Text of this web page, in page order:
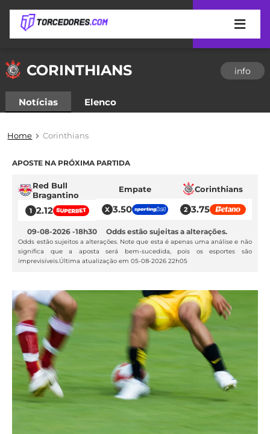
DE
APOSTA
SITES
DE
APOSTAS
2026
CÓDIGO
PROMOCIONAL
BETBOOM
CÓDIGO
DE
INDICAÇÃO
BET365
CÓDIGO
BETANO
MELHORES
COPA
DO
MUNDO
MEU
PALMEIRAS
CORINTHIANS
SÃO
PAULO
SANTOS
FLAMENGO
CAMPEONATOS
BRASILEIRÃO
SÉRIE
LIBERTADORES
COPA
DO
BRASIL
PREMIER
LEAGUE
MÍDIA
ESPORTIVA
MERCADO
DA
BOLA
PALPITES
CORINTHIANS info
Notícias Elenco
Home Corinthians
APOSTE NA PRÓXIMA PARTIDA
Red Bull
Bragantino
2.12
Empate
3.50
Corinthians
3.75
09-08-2026 18h30 Odds estão sujeitas a alterações.
Odds estão sujeitos a alterações. Note que esta é apenas uma análise e não
significa que a aposta será bem-sucedida, pois os esportes são
imprevisíveis.Última atualização em05-08-2026 22h05